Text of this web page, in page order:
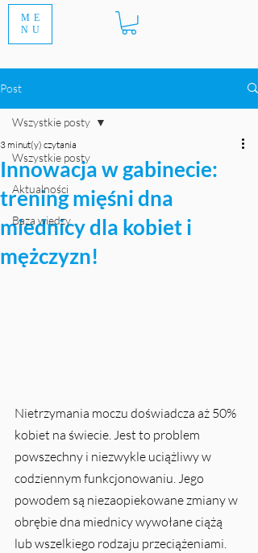
ME
NU
Post
Wszystkie posty
Aktualności
Baza wiedzy
Wszystkie posty
Innowacja w gabinecie:
trening mięśni dna
miednicy dla kobiet i
mężczyzn!
3 minut(y) czytania
Nietrzymania moczu doświadcza aż 50%
kobiet na świecie. Jest to problem
powszechny i niezwykle uciążliwy w
codziennym funkcjonowaniu. Jego
powodem są niezaopiekowane zmiany w
obrębie dna miednicy wywołane ciążą
lub wszelkiego rodzaju przeciążeniami.